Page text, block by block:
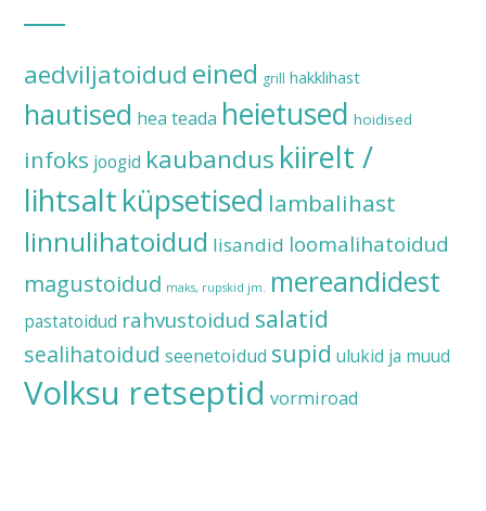
aedviljatoidud eined grill hakklihast
hautised hea teada heietused hoidised
infoks joogid kaubandus kiirelt /
lihtsaltküpsetised lambalihast
linnulihatoidud lisandid loomalihatoidud
magustoidud maks, rupskid jm. mereandidest
pastatoidud rahvustoidud salatid
sealihatoidud seenetoidud supid ulukid ja muud
Volksu retseptid vormiroad